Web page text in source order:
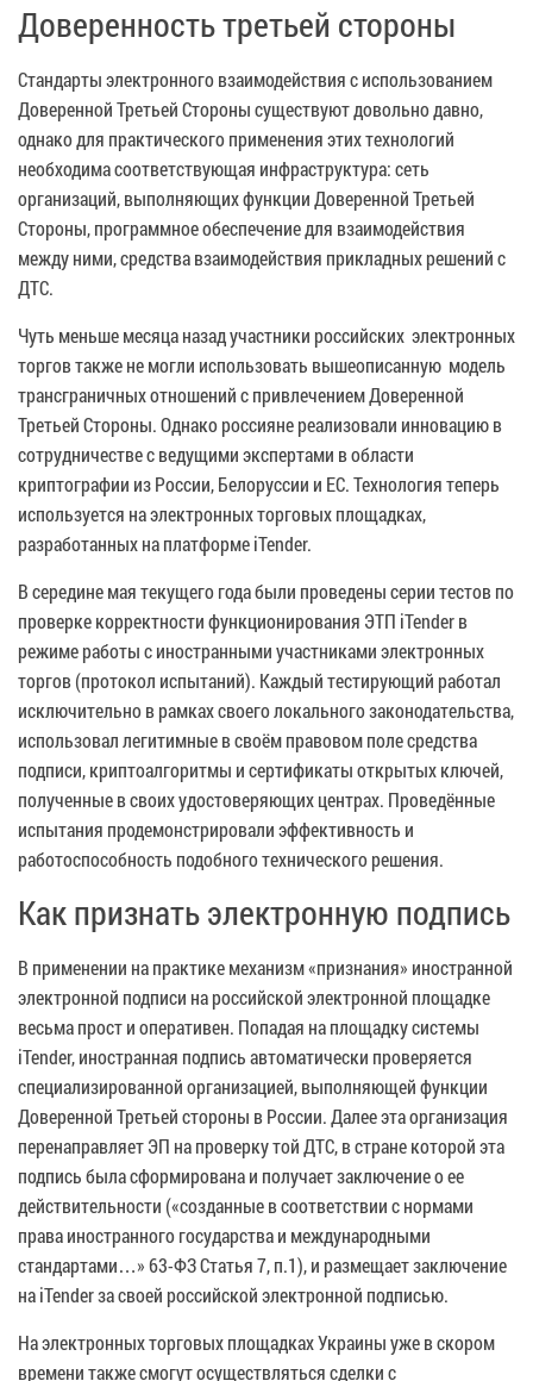
Доверенность третьей стороны
Стандарты электронного взаимодействия с использованием
Доверенной Третьей Стороны существуют довольно давно,
однако для практического применения этих технологий
необходима соответствующая инфраструктура: сеть
организаций, выполняющих функции Доверенной Третьей
Стороны, программное обеспечение для взаимодействия
между ними, средства взаимодействия прикладных решений с
ДТС.
Чуть меньше месяца назад участники российских электронных
торгов также не могли использовать вышеописанную модель
трансграничных отношений с привлечением Доверенной
Третьей Стороны. Однако россияне реализовали инновацию в
сотрудничестве с ведущими экспертами в области
криптографии из России, Белоруссии и ЕС. Технология теперь
используется на электронных торговых площадках,
разработанных на платформе iTender.
В середине мая текущего года были проведены серии тестов по
проверке корректности функционирования ЭТП iTender в
режиме работы с иностранными участниками электронных
торгов (протокол испытаний). Каждый тестирующий работал
исключительно в рамках своего локального законодательства,
использовал легитимные в своём правовом поле средства
подписи, криптоалгоритмы и сертификаты открытых ключей,
полученные в своих удостоверяющих центрах. Проведённые
испытания продемонстрировали эффективность и
работоспособность подобного технического решения.
Как признать электронную подпись
В применении на практике механизм «признания» иностранной
электронной подписи на российской электронной площадке
весьма прост и оперативен. Попадая на площадку системы
iTender, иностранная подпись автоматически проверяется
специализированной организацией, выполняющей функции
Доверенной Третьей стороны в России. Далее эта организация
перенаправляет ЭП на проверку той ДТС, в стране которой эта
подпись была сформирована и получает заключение о ее
действительности («созданные в соответствии с нормами
права иностранного государства и международными
стандартами…» 63-ФЗ Статья 7, п.1), и размещает заключение
на iTender за своей российской электронной подписью.
На электронных торговых площадках Украины уже в скором
времени также смогут осуществляться сделки с